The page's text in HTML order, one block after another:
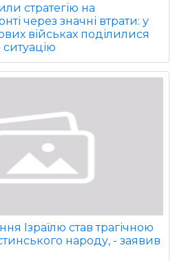
стратегію на
через значні втрати: у
військах поділилися
Ізраїлю став трагічною
народу, - заявив